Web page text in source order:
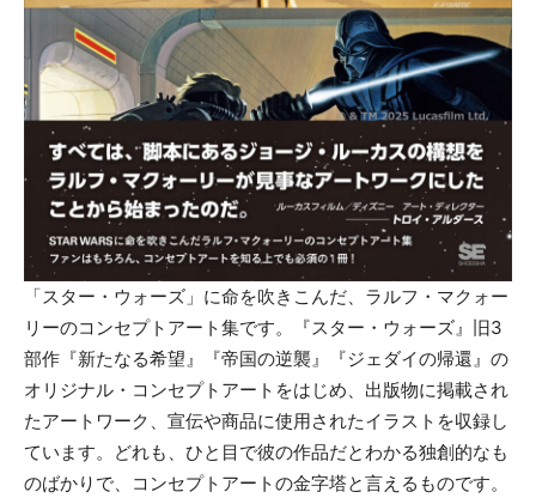
「スター・ウォーズ」に命を吹きこんだ、ラルフ・マクォー
リーのコンセプトアート集です。『スター・ウォーズ』旧3
部作『新たなる希望』『帝国の逆襲』『ジェダイの帰還』の
オリジナル・コンセプトアートをはじめ、出版物に掲載され
たアートワーク、宣伝や商品に使用されたイラストを収録し
ています。どれも、ひと目で彼の作品だとわかる独創的なも
のばかりで、コンセプトアートの金字塔と言えるものです。